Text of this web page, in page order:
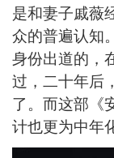
是和妻子戚薇
众的普遍认知
身份出道的，
过，二十年后
了。而这部《
计也更为中年